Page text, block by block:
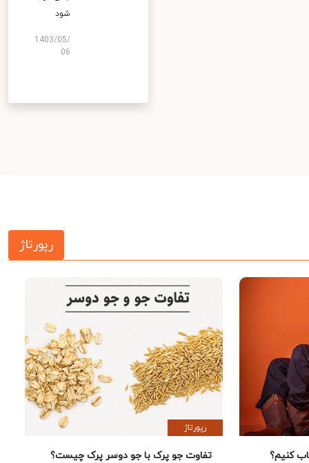
شود
1403/05/
06
رپورتاژ
کنیم؟
رپورتاژ
تفاوت جو پرک با جو دوسر پرک چیست؟